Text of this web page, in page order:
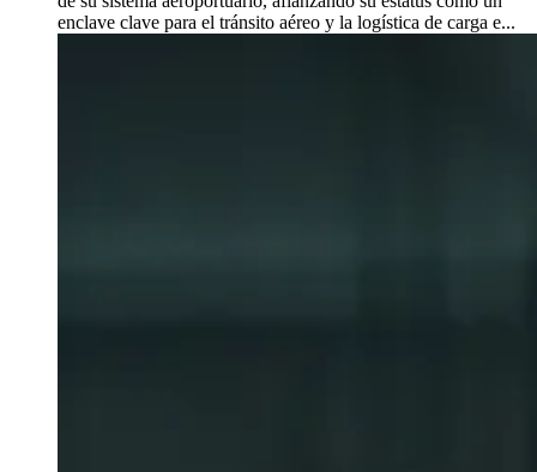
enclave clave para el tránsito aéreo y la logística de carga e...